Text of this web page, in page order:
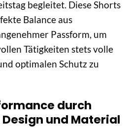
begleitet. Diese Shorts
Balance aus
Passform, um
Tätigkeiten stets volle
optimalen Schutz zu
durch
und Material